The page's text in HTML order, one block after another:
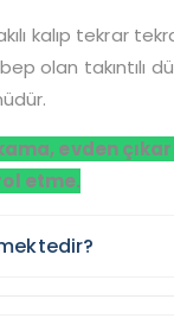
kalıp tekrar
olan takıntılı
evden
etme.